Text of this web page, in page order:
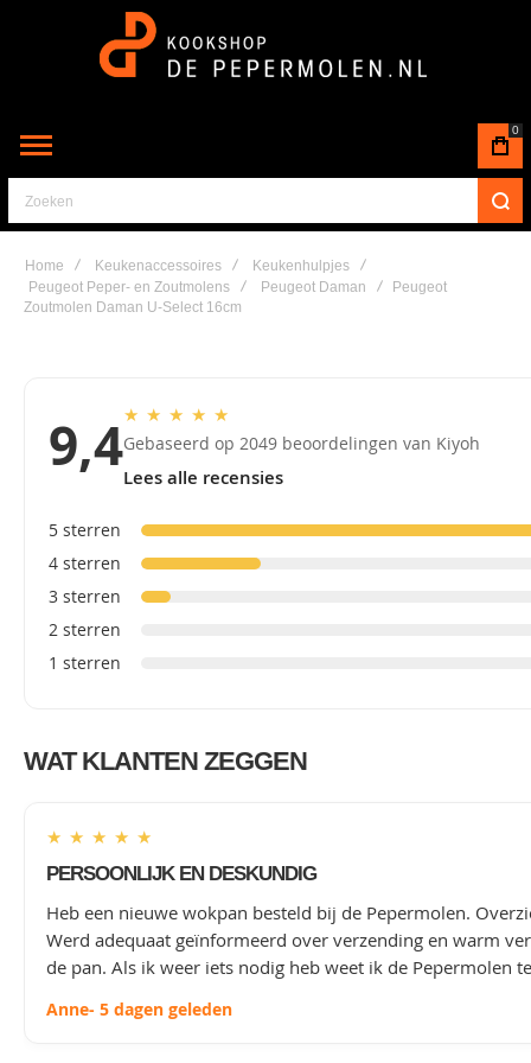
0
Zoeken
Home Keukenaccessoires
Keukenhulpjes
Peugeot Peper- en Zoutmolens
Peugeot Daman
Peugeot
Zoutmolen Daman U-Select 16cm
9,4★ ★ ★ ★ ★
Gebaseerd op 2049 beoordelingen van Kiyoh
Lees alle recensies
5 sterren
4 sterren
3 sterren
2 sterren
1 sterren
WAT KLANTEN ZEGGEN
★ ★ ★ ★ ★
PERSOONLIJK EN DESKUNDIG
Heb een nieuwe wokpan besteld bij de Pepermolen.
Werd adequaat geïnformeerd over verzending en warm
de pan. Als ik weer iets nodig heb weet ik de Pepermolen
Anne- 5 dagen geleden